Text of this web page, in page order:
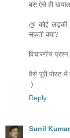
बस ऐसे ही
@ कोई लड़की
सकती क्या?
विचारणीय प्रश्न
वैसे पूरी पोस्ट
:)
Reply
Sunil Kumar